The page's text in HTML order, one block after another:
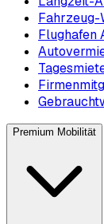
Fahrzeug-
Flughafen
Premium Mobilität